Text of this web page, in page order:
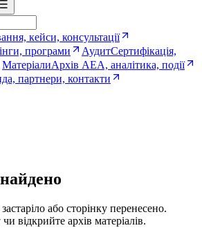
кейси, консультації
програми АудитСертифікація,
МатеріалиАрхів AEA, аналітика, події
партнери, контакти
або сторінку перенесено.
відкрийте архів матеріалів.